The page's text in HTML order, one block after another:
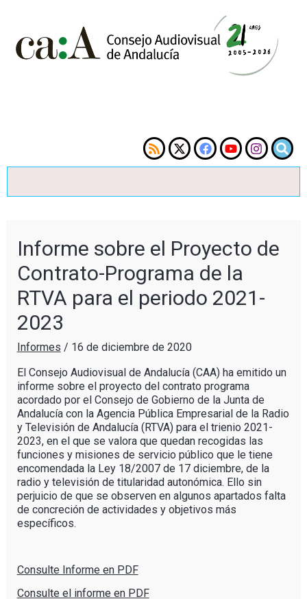
Informe sobre el Proyecto de
Contrato-Programa de la
RTVA para el periodo 2021-
2023
Informes / 16 de diciembre de 2020
El Consejo Audiovisual de Andalucía (CAA) ha emitido un
informe sobre el proyecto del contrato programa
acordado por el Consejo de Gobierno de la Junta de
Andalucía con la Agencia Pública Empresarial de la Radio
y Televisión de Andalucía (RTVA) para el trienio 2021-
2023, en el que se valora que quedan recogidas las
funciones y misiones de servicio público que le tiene
encomendada la Ley 18/2007 de 17 diciembre, de la
radio y televisión de titularidad autonómica. Ello sin
perjuicio de que se observen en algunos apartados falta
de concreción de actividades y objetivos más
específicos.
Consulte Informe en PDF
Consulte el informe en PDF